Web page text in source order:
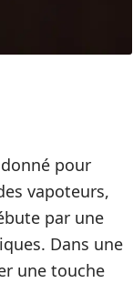
pour
vapoteurs,
par une
Dans une
une touche